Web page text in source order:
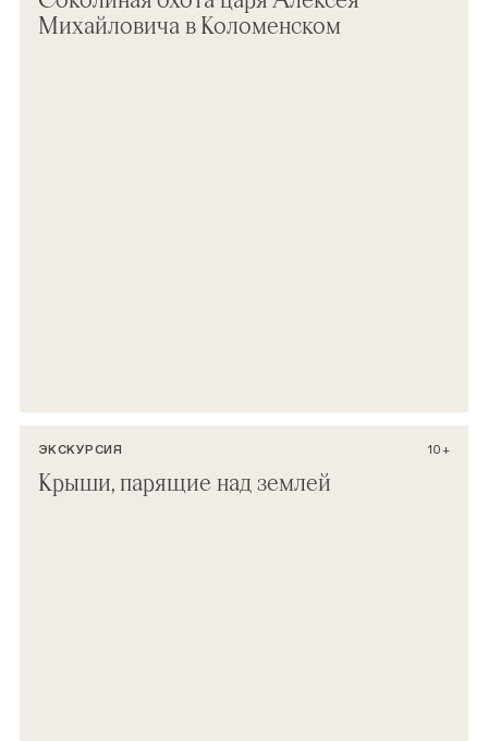
Михайловича в Коломенском
ЭКСКУРСИЯ 10+
Крыши, парящие над землей